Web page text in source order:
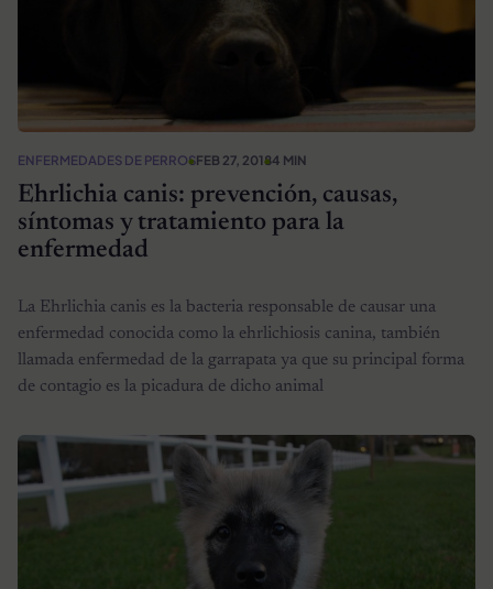
ENFERMEDADES DE PERROSFEB 27, 20184 MIN
Ehrlichia canis: prevención, causas,
síntomas y tratamiento para la
enfermedad
La Ehrlichia canis es la bacteria responsable de causar una
enfermedad conocida como la ehrlichiosis canina, también
llamada enfermedad de la garrapata ya que su principal forma
de contagio es la picadura de dicho animal